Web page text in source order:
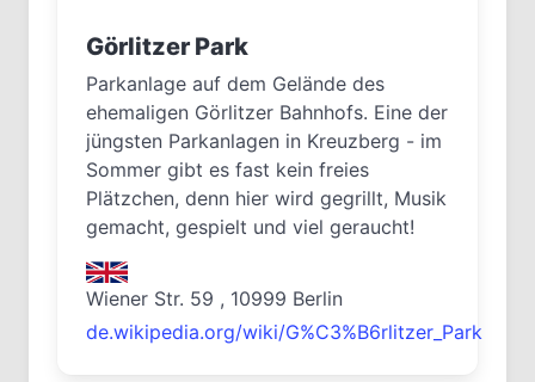
Görlitzer Park
Parkanlage auf dem Gelände des
ehemaligen Görlitzer Bahnhofs. Eine der
jüngsten Parkanlagen in Kreuzberg - im
Sommer gibt es fast kein freies
Plätzchen, denn hier wird gegrillt, Musik
gemacht, gespielt und viel geraucht!
Wiener Str. 59 , 10999 Berlin
de.wikipedia.org/wiki/G%C3%B6rlitzer_Park